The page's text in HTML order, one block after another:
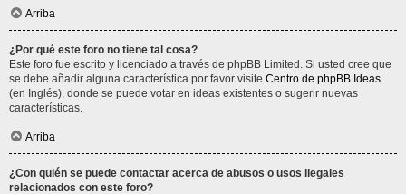
Arriba
¿Por qué este foro no tiene tal cosa?
Este foro fue escrito y licenciado a través de phpBB Limited. Si usted cree que
se debe añadir alguna característica por favor visite Centro de phpBB Ideas
(en Inglés), donde se puede votar en ideas existentes o sugerir nuevas
características.
Arriba
¿Con quién se puede contactar acerca de abusos o usos ilegales
relacionados con este foro?